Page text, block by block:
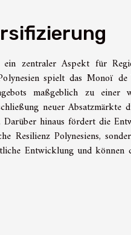
zentraler Aspekt für
spielt das Monoï
maßgeblich zu einer
neuer Absatzmärkte
hinaus fördert die
Polynesiens,
Entwicklung und können